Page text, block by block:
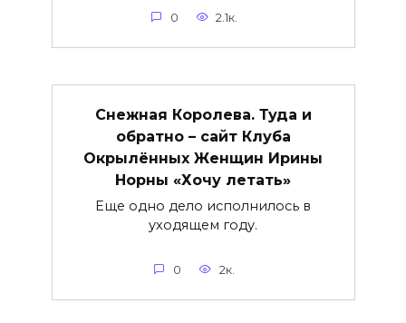
0 2.1к.
Снежная Королева. Туда и
обратно – сайт Клуба
Окрылённых Женщин Ирины
Норны «Хочу летать»
Еще одно дело исполнилось в
уходящем году.
0 2к.